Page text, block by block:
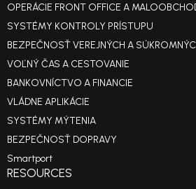
OPERÁCIE FRONT OFFICE A
SYSTÉMY KONTROLY PRÍSTUPU
BEZPEČNOSŤ VEREJNÝCH A
VOĽNÝ ČAS A CESTOVANIE
BANKOVNÍCTVO A FINANCIE
VLÁDNE APLIKÁCIE
SYSTÉMY MÝTENIA
BEZPEČNOSŤ DOPRAVY
Smartport
RESOURCES